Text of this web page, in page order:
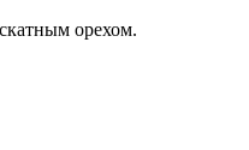
орехом.